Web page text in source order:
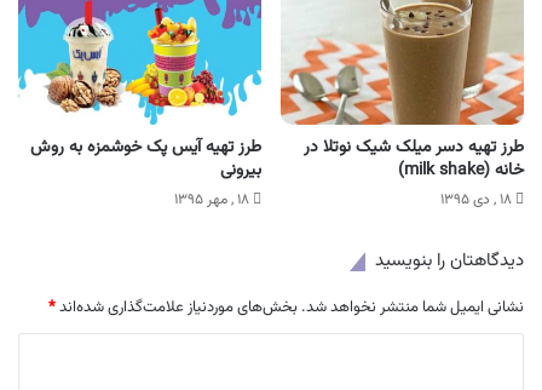
طرز تهیه دسر میلک شیک نوتلا در
خانه (milk shake)
۱۸ , دی ۱۳۹۵
طرز تهیه آیس پک خوشمزه به روش
بیرونی
۱۸ , مهر ۱۳۹۵
دیدگاهتان را بنویسید
نشانی ایمیل شما منتشر نخواهد شد. بخش‌های موردنیاز علامت‌گذاری شده‌اند*